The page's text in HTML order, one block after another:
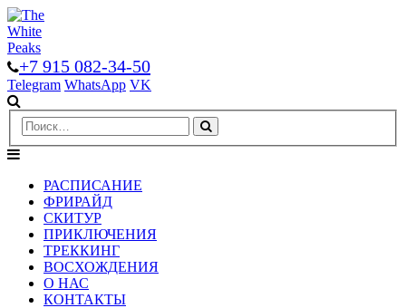
+7 915 082-34-50
Telegram WhatsApp VK
РАСПИСАНИЕ
ФРИРАЙД
СКИТУР
ПРИКЛЮЧЕНИЯ
ТРЕККИНГ
ВОСХОЖДЕНИЯ
О НАС
КОНТАКТЫ